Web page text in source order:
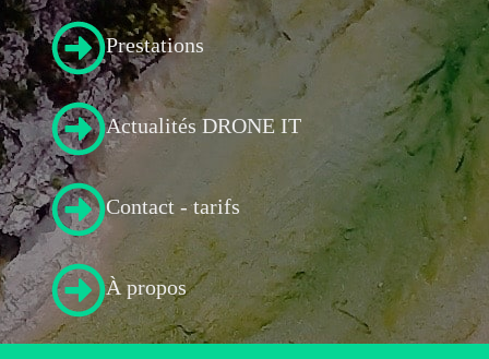
Prestations
Actualités DRONE IT
Contact - tarifs
À propos